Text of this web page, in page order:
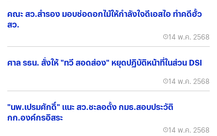
คณะ สว.สำรอง มอบช่อดอกไม้ให้กำลังใจดีเอสไอ ทำคดีฮั้ว
สว.
14 พ.ค. 2568
ศาล รธน. สั่งให้ "ทวี สอดส่อง" หยุดปฏิบัติหน้าที่ในส่วน DSI
14 พ.ค. 2568
"นพ.เปรมศักดิ์" แนะ สว.ชะลอตั้ง กมธ.สอบประวัติ
กก.องค์กรอิสระ
14 พ.ค. 2568